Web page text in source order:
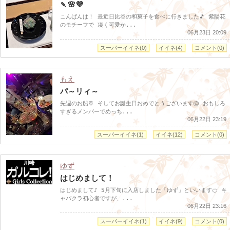
🍡🌸💜
こんばんは！ 最近日比谷の和菓子を食べに行きました🎵 紫陽花
のモチーフで 凄く可愛か...
06月23日 20:09
スーパーイイネ(0) イイネ(4) コメント(0)
もえ
パ～リィ～
先週のお船🚢 そしてお誕生日おめでとうございます🎂 おもしろ
すぎるメンバーでめっち...
06月22日 23:19
スーパーイイネ(1) イイネ(12) コメント(0)
ゆず
はじめまして！
はじめまして♪ 5月下旬に入店しました「ゆず」といいます🍊 キ
ャバクラ初心者ですが、...
06月22日 23:16
スーパーイイネ(1) イイネ(9) コメント(0)